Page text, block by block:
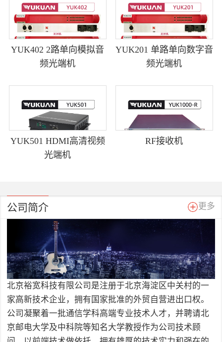
YUK402 2路单向模拟音
频光端机
YUK201 单路单向数字音
频光端机
YUK501 HDMI高清视频
光端机
RF接收机
公司简介 更多
北京裕宽科技有限公司是注册于北京海淀区中关村的一
家高新技术企业，拥有国家批准的外贸自营进出口权。
公司凝聚着一批通信学科高端专业技术人才，并聘请北
京邮电大学及中科院等知名大学教授作为公司技术顾